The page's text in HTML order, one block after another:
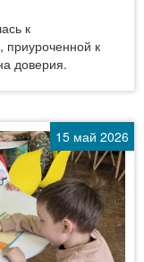
к
приуроченной к
доверия.
15 май 2026